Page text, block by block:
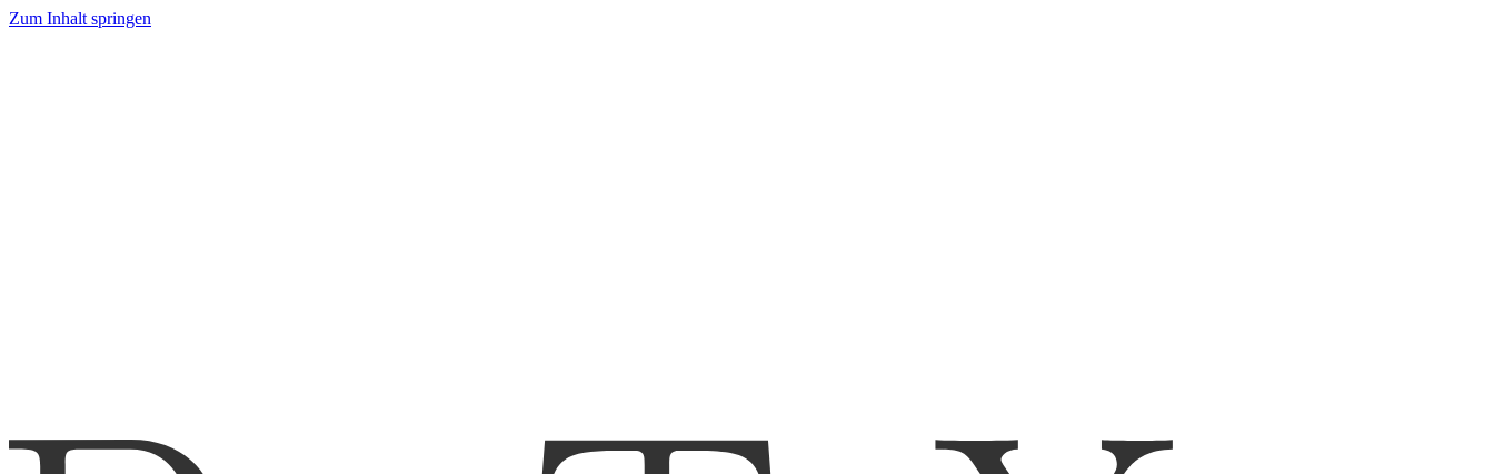
Zum Inhalt springen